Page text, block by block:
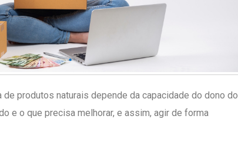
produtos naturais depende da capacidade do dono do
e o que precisa melhorar, e assim, agir de forma